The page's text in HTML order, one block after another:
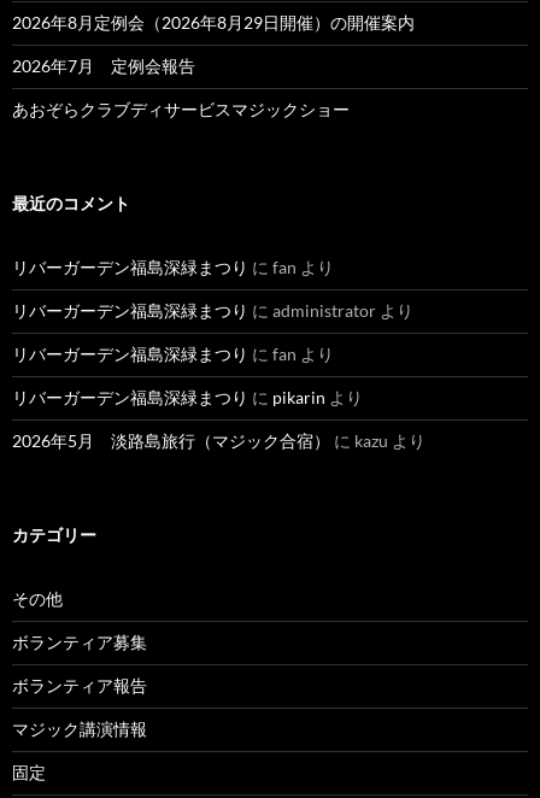
2026年8月定例会（2026年8月29日開催）の開催案内
2026年7月 定例会報告
あおぞらクラブディサービスマジックショー
最近のコメント
リバーガーデン福島深緑まつり に fan より
リバーガーデン福島深緑まつり に administrator より
リバーガーデン福島深緑まつり に fan より
リバーガーデン福島深緑まつり に pikarin より
2026年5月 淡路島旅行（マジック合宿） に kazu より
カテゴリー
その他
ボランティア募集
ボランティア報告
マジック講演情報
固定